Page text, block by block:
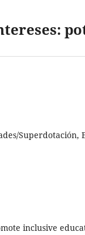
Superdotación,
inclusive